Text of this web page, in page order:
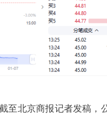
至北京商报记者发稿，